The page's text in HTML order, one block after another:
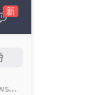
新
随
文badusb攻击windows10（msfconsole版）